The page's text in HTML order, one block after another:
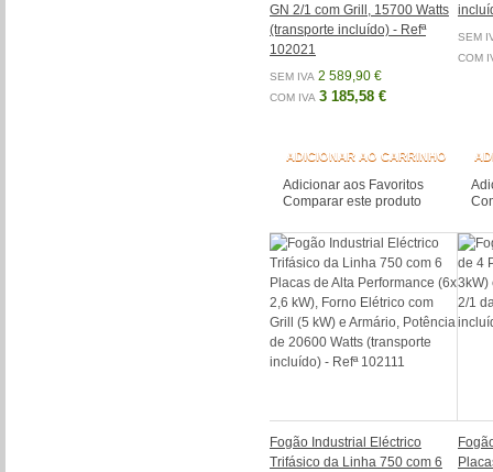
GN 2/1 com Grill, 15700 Watts
(transporte incluído) - Refª
102021
SEM IVA 2 589,90 €
COM IVA 3 185,58 €
ADICIONAR AO CARRINHO
Adicionar aos Favoritos
Comparar este produto
SEM
COM
Fogão Industrial Eléctrico
Trifásico da Linha 750 com 6